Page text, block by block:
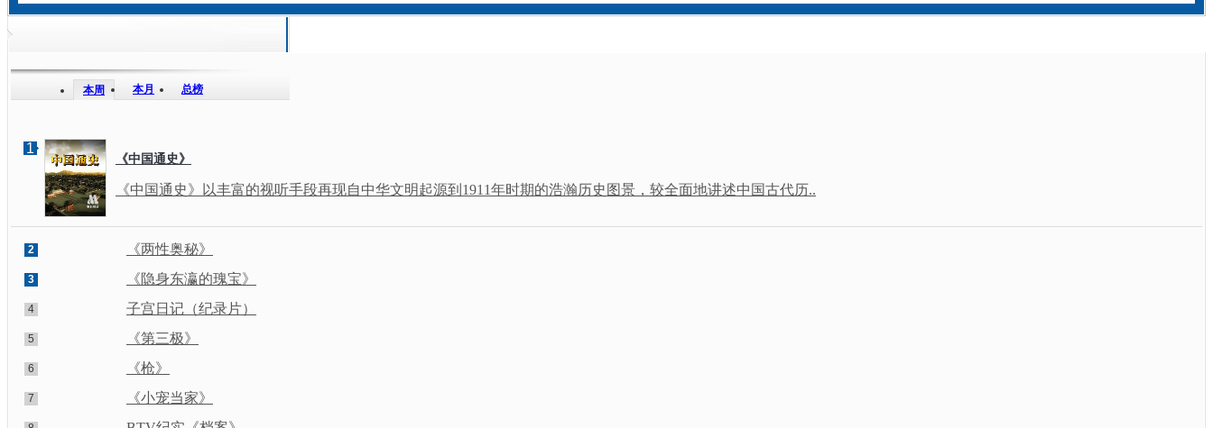
本周 本月 总榜
1
《中国通史》
《中国通史》以丰富的视听手段再现自中华文明起源到1911年时期的浩瀚历史图景，较全面地讲述中国古代历..
2 《两性奥秘》
3 《隐身东瀛的瑰宝》
4 子宫日记（纪录片）
5 《第三极》
6 《枪》
7 《小宠当家》